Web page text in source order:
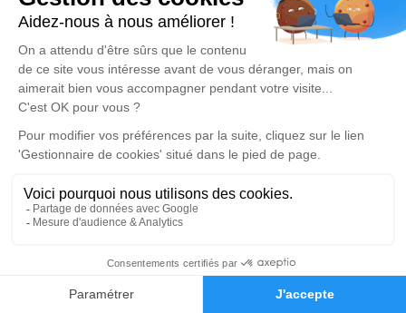
Faire-part Hommages
poèmes ou des textes. Cet endroit est un lieu
d'expression dédié à honorer la mémoire d’Alain
MATHIEU.
Un service de plantation d’arbre hommage est
disponible ici.
Je rends hommage
Cérémonie
Chemin des Charmilles
38270 Beaurepaire